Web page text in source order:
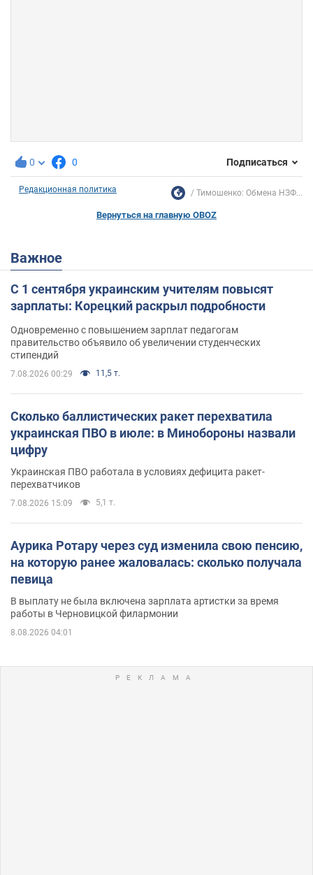
0 0 Подписаться
Редакционная политика Тимошенко: Обмена НЗФ...
Вернуться на главную OBOZ
Важное
С 1 сентября украинским учителям повысят
зарплаты: Корецкий раскрыл подробности
Одновременно с повышением зарплат педагогам
правительство объявило об увеличении студенческих
стипендий
7.08.2026 00:29 11,5 т.
Сколько баллистических ракет перехватила
украинская ПВО в июле: в Минобороны назвали
цифру
Украинская ПВО работала в условиях дефицита ракет-
перехватчиков
7.08.2026 15:09 5,1 т.
Аурика Ротару через суд изменила свою пенсию,
на которую ранее жаловалась: сколько получала
певица
В выплату не была включена зарплата артистки за время
работы в Черновицкой филармонии
8.08.2026 04:01